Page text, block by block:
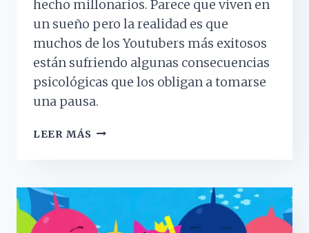
hecho millonarios. Parece que viven en
un sueño pero la realidad es que
muchos de los Youtubers más exitosos
están sufriendo algunas consecuencias
psicológicas que los obligan a tomarse
una pausa.
LEER MÁS LAS
YOUTUBER